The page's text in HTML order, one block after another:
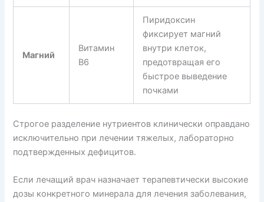
Магний
Витамин
В6
Пиридоксин
фиксирует магний
внутри клеток,
предотвращая его
быстрое выведение
почками
Строгое разделение нутриентов клинически оправдано
исключительно при лечении тяжелых, лабораторно
подтвержденных дефицитов.
Если лечащий врач назначает терапевтически высокие
дозы конкретного минерала для лечения заболевания,